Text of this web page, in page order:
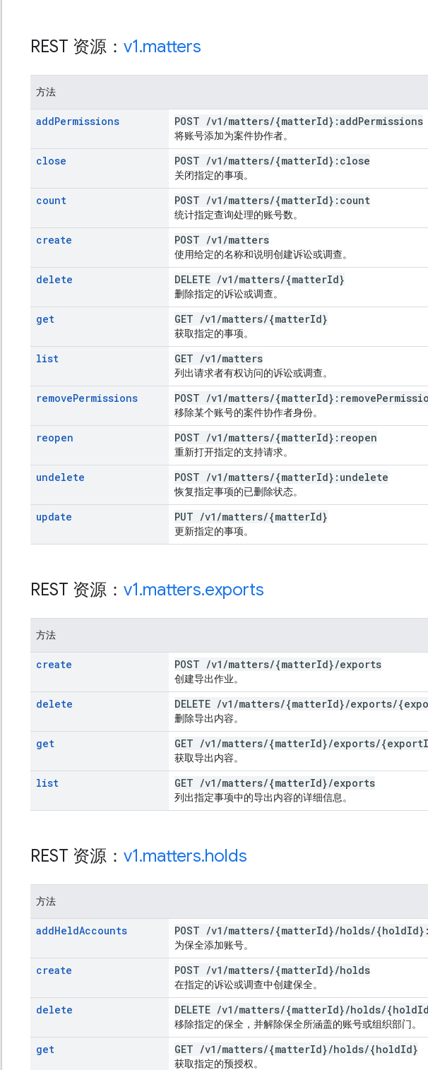
REST 资源： v1.matters
方法
addPermissions POST /v1 /matters/{matterId}:addPermissions
将账号添加为案件协作者。
close POST /v1 /matters/{matterId}:close
关闭指定的事项。
count POST /v1 /matters/{matterId}:count
统计指定查询处理的账号数。
create POST /v1 /matters
使用给定的名称和说明创建诉讼或调查。
delete DELETE /v1 /matters/{matterId}
删除指定的诉讼或调查。
get GET /v1 /matters/{matterId}
获取指定的事项。
list GET /v1 /matters
列出请求者有权访问的诉讼或调查。
removePermissions POST /v1 /matters/{matterId}:remove
移除某个账号的案件协作者身份。
reopen POST /v1 /matters/{matterId}:reopen
重新打开指定的支持请求。
undelete POST /v1 /matters/{matterId}:undelete
恢复指定事项的已删除状态。
update PUT /v1 /matters/{matterId}
更新指定的事项。
REST 资源： v1.matters.exports
方法
create POST /v1 /matters/{matterId}/exports
创建导出作业。
delete DELETE /v1 /matters/{matterId}/exports/
删除导出内容。
get GET /v1 /matters/{matterId}/exports/{export
获取导出内容。
list GET /v1 /matters/{matterId}/exports
列出指定事项中的导出内容的详细信息。
REST 资源： v1.matters.holds
方法
addHeldAccounts POST /v1 /matters/{matterId}/holds/{hold
为保全添加账号。
create POST /v1 /matters/{matterId}/holds
在指定的诉讼或调查中创建保全。
delete DELETE /v1 /matters/{matterId}/holds/{hold
移除指定的保全，并解除保全所涵盖的账号或组织部门。
get GET /v1 /matters/{matterId}/holds/{holdId}
获取指定的预授权。